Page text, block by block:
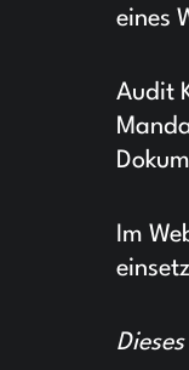
eines
Audit
Im